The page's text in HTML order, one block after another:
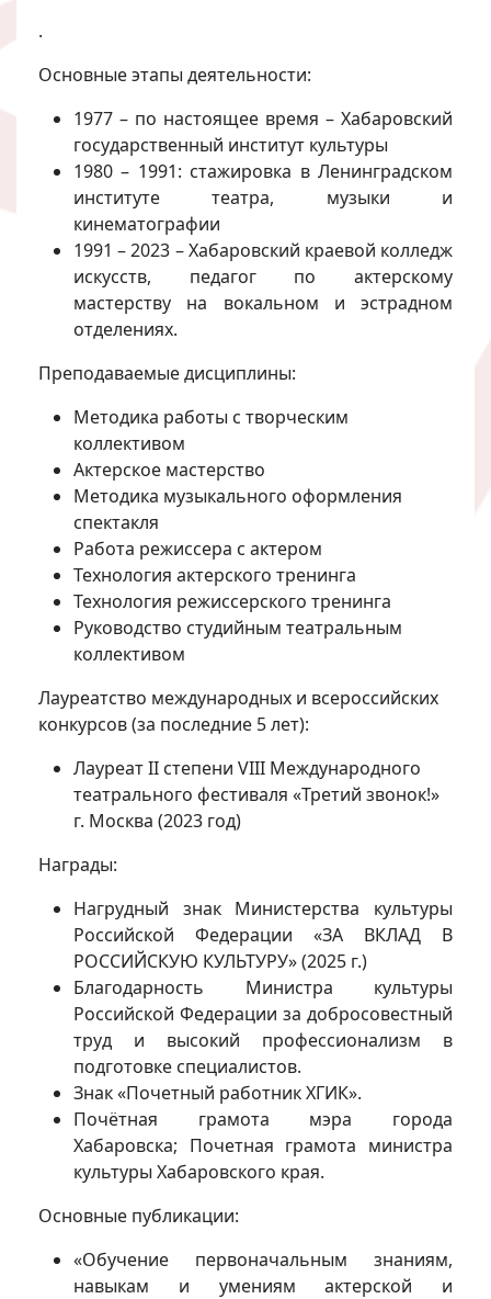
.
Основные этапы деятельности:
1977 – по настоящее время – Хабаровский
государственный институт культуры
1980 – 1991: стажировка в Ленинградском
институте театра, музыки и
кинематографии
1991 – 2023 – Хабаровский краевой колледж
искусств, педагог по актерскому
мастерству на вокальном и эстрадном
отделениях.
Преподаваемые дисциплины:
Методика работы с творческим
коллективом
Актерское мастерство
Методика музыкального оформления
спектакля
Работа режиссера с актером
Технология актерского тренинга
Технология режиссерского тренинга
Руководство студийным театральным
коллективом
Лауреатство международных и всероссийских
конкурсов (за последние 5 лет):
Лауреат II степени VIII Международного
театрального фестиваля «Третий звонок!»
г. Москва (2023 год)
Награды:
Нагрудный знак Министерства культуры
Российской Федерации «ЗА ВКЛАД В
РОССИЙСКУЮ КУЛЬТУРУ» (2025 г.)
Благодарность Министра культуры
Российской Федерации за добросовестный
труд и высокий профессионализм в
подготовке специалистов.
Знак «Почетный работник ХГИК».
Почётная грамота мэра города
Хабаровска; Почетная грамота министра
культуры Хабаровского края.
Основные публикации:
«Обучение первоначальным знаниям,
навыкам и умениям актерской и